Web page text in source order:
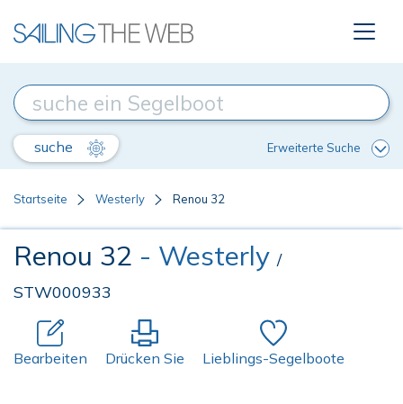
suche Erweiterte Suche
Startseite Westerly Renou 32
Renou 32 - Westerly /
STW000933
Bearbeiten Drücken Sie Lieblings-Segelboote